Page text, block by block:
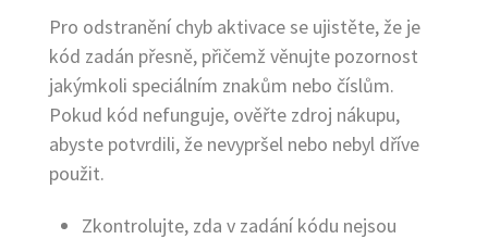
Pro odstranění chyb aktivace se ujistěte, že je
kód zadán přesně, přičemž věnujte pozornost
jakýmkoli speciálním znakům nebo číslům.
Pokud kód nefunguje, ověřte zdroj nákupu,
abyste potvrdili, že nevypršel nebo nebyl dříve
použit.
Zkontrolujte, zda v zadání kódu nejsou